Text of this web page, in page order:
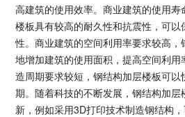
高建筑的使用效率。商业建筑的使用
楼板具有较高的耐久性和抗震性，可
性。商业建筑的空间利用率要求较高
地增加建筑的使用面积，提高空间利
造周期要求较短，钢结构加层楼板可
期。随着科技的不断发展，钢结构加
新，例如采用3D打印技术制造钢结构